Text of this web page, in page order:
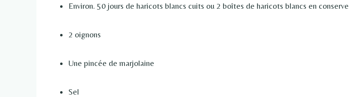
Environ. 50 jours de haricots blancs cuits ou 2 boîtes de haricots blancs en conserve
2 oignons
Une pincée de marjolaine
Sel